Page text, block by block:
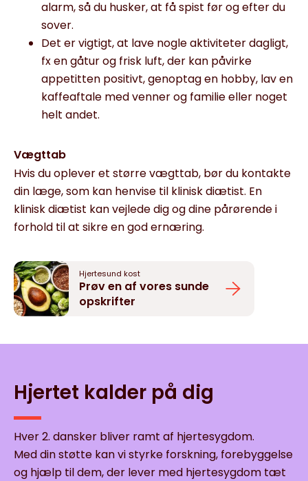
alarm, så du husker, at få spist før og efter du
sover.
Det er vigtigt, at lave nogle aktiviteter dagligt,
fx en gåtur og frisk luft, der kan påvirke
appetitten positivt, genoptag en hobby, lav en
kaffeaftale med venner og familie eller noget
helt andet.
Vægttab
Hvis du oplever et større vægttab, bør du kontakte
din læge, som kan henvise til klinisk diætist. En
klinisk diætist kan vejlede dig og dine pårørende i
forhold til at sikre en god ernæring.
Hjertesund kost
Prøv en af vores sunde
opskrifter
Hjertet kalder på dig
Hver 2. dansker bliver ramt af hjertesygdom.
Med din støtte kan vi styrke forskning, forebyggelse
og hjælp til dem, der lever med hjertesygdom tæt